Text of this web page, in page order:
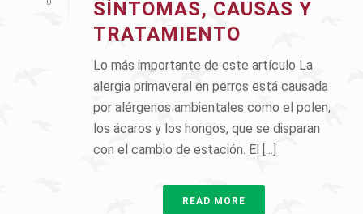
0
SÍNTOMAS, CAUSAS Y
TRATAMIENTO
Lo más importante de este artículo La
alergia primaveral en perros está causada
por alérgenos ambientales como el polen,
los ácaros y los hongos, que se disparan
con el cambio de estación. El [...]
READ MORE